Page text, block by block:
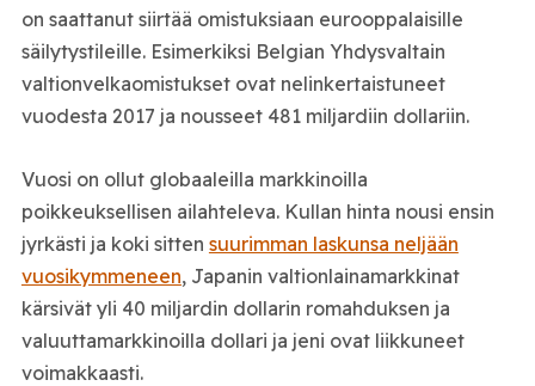
on saattanut siirtää omistuksiaan eurooppalaisille
säilytystileille. Esimerkiksi Belgian Yhdysvaltain
valtionvelkaomistukset ovat nelinkertaistuneet
vuodesta 2017 ja nousseet 481 miljardiin dollariin.
Vuosi on ollut globaaleilla markkinoilla
poikkeuksellisen ailahteleva. Kullan hinta nousi ensin
jyrkästi ja koki sitten suurimman laskunsa neljään
vuosikymmeneen, Japanin valtionlainamarkkinat
kärsivät yli 40 miljardin dollarin romahduksen ja
valuuttamarkkinoilla dollari ja jeni ovat liikkuneet
voimakkaasti.